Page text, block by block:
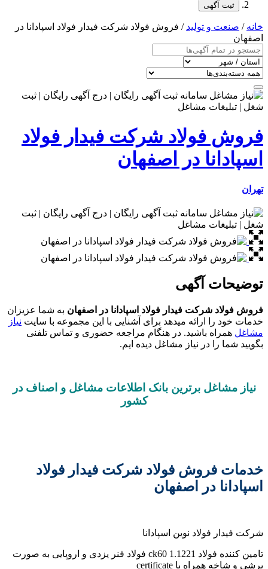
ثبت آگهی
خانه/ صنعت و تولید/ فروش فولاد شرکت فیدار فولاد اسپادانا در
اصفهان
فروش فولاد شرکت فیدار فولاد
اسپادانا در اصفهان
تهران
توضیحات آگهی
فروش فولاد شرکت فیدار فولاد اسپادانا در اصفهان به شما عزیزان
خدمات خود را ارائه میدهد برای آشنایی با این مجموعه با سایت نیاز
مشاغل همراه باشید. در هنگام مراجعه حضوری و تماس تلفنی
بگویید شما را در نیاز مشاغل دیده ایم.
نیاز مشاغل برترین بانک اطلاعات مشاغل و اصناف در
کشور
خدمات فروش فولاد شرکت فیدار فولاد
اسپادانا در اصفهان
شرکت فیدار فولاد نوین اسپادانا
تامین کننده فولاد 1.1221 ck60 فولاد فنر یزدی و اروپایی به صورت
برشی و شاخه همراه با certificate